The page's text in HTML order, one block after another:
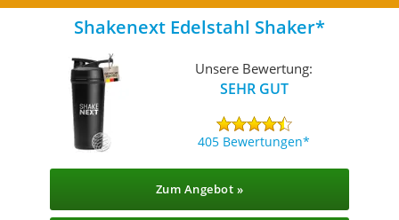
Shakenext Edelstahl Shaker
Unsere Bewertung:
SEHR GUT
405 Bewertungen
Zum Angebot »